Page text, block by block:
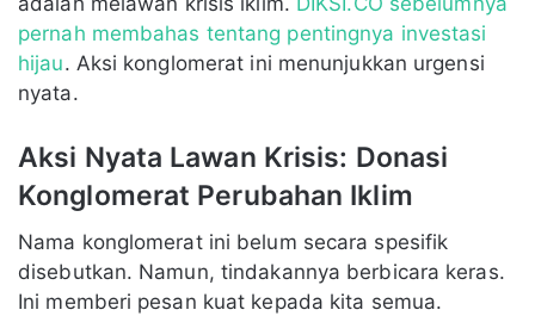
pernah membahas tentang pentingnya investasi
hijau. Aksi konglomerat ini menunjukkan urgensi
nyata.
Aksi Nyata Lawan Krisis: Donasi
Konglomerat Perubahan Iklim
Nama konglomerat ini belum secara spesifik
disebutkan. Namun, tindakannya berbicara keras.
Ini memberi pesan kuat kepada kita semua.